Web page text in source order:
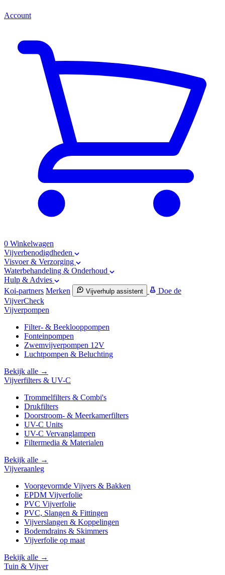
Account
0 Winkelwagen
Vijverbenodigdheden
Visvoer & Verzorging
Waterbehandeling & Onderhoud
Hulp & Advies
Koi-partners Merken Vijverhulp assistent
Doe de
VijverCheck
Vijverpompen
Filter- & Beeklooppompen
Fonteinpompen
Zwemvijverpompen 12V
Luchtpompen & Beluchting
Bekijk alle →
Vijverfilters & UV-C
Trommelfilters & Combi's
Drukfilters
Doorstroom- & Meerkamerfilters
UV-C Units
UV-C Vervanglampen
Filtermedia & Materialen
Bekijk alle →
Vijveraanleg
Voorgevormde Vijvers & Bakken
EPDM Vijverfolie
PVC Vijverfolie
PVC, Slangen & Fittingen
Vijverslangen & Koppelingen
Bodemdrains & Skimmers
Vijverfolie op maat
Bekijk alle →
Tuin & Vijver